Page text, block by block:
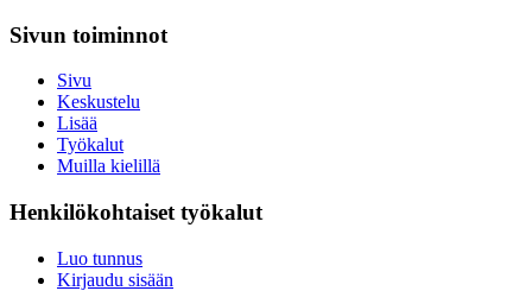
Sivun toiminnot
Sivu
Keskustelu
Lisää
Työkalut
Muilla kielillä
Henkilökohtaiset työkalut
Luo tunnus
Kirjaudu sisään